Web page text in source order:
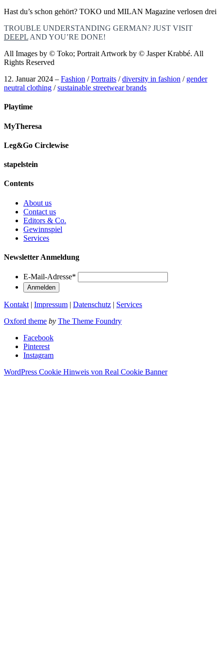
Hast du’s schon gehört? TOKO und MILAN Magazine verlosen
TROUBLE UNDERSTANDING GERMAN? JUST VISIT
DEEPL AND YOU’RE DONE!
All Images by © Toko; Portrait Artwork by © Jasper Krabbé. All
Rights Reserved
12. Januar 2024 – Fashion /Portraits /diversity in fashion / gender
neutral clothing /sustainable streetwear brands
navigation
Playtime
MyTheresa
Leg&Go Circlewise
stapelstein
Contents
About us
Contact us
Editors & Co.
Gewinnspiel
Services
Newsletter Anmeldung
E-Mail-Adresse*
Kontakt | Impressum | Datenschutz | Services
Oxford theme by The Theme Foundry
Facebook
Pinterest
Instagram
WordPress Cookie Hinweis von Real Cookie Banner